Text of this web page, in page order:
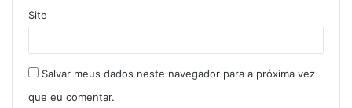
Site
Salvar meus dados neste navegador para a próxima vez
que eu comentar.